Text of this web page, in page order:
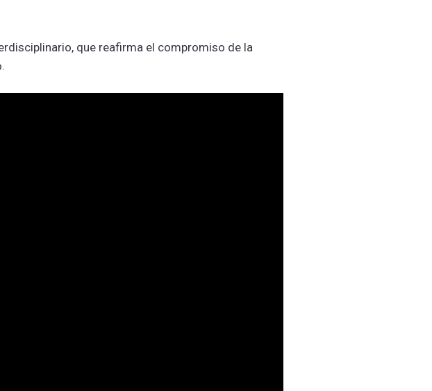
que reafirma el compromiso de la